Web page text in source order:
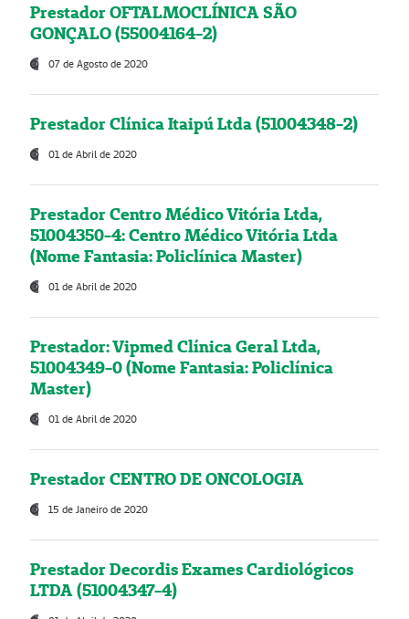
Prestador OFTALMOCLÍNICA SÃO
GONÇALO (55004164-2)
07 de Agosto de 2020
Prestador Clínica Itaipú Ltda (51004348-2)
01 de Abril de 2020
Prestador Centro Médico Vitória Ltda,
51004350-4: Centro Médico Vitória Ltda
(Nome Fantasia: Policlínica Master)
01 de Abril de 2020
Prestador: Vipmed Clínica Geral Ltda,
51004349-0 (Nome Fantasia: Policlínica
Master)
01 de Abril de 2020
Prestador CENTRO DE ONCOLOGIA
15 de Janeiro de 2020
Prestador Decordis Exames Cardiológicos
LTDA (51004347-4)